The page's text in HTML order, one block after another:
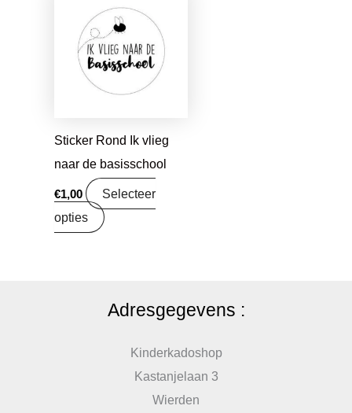
Sticker Rond Ik vlieg
naar de basisschool
€1,00
Selecteer
opties
Adresgegevens :
Kinderkadoshop
Kastanjelaan 3
Wierden